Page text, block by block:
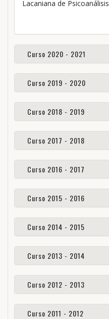
Lacaniana de Psicoanálisis
Curso 2020 - 2021
Curso 2019 - 2020
Curso 2018 - 2019
Curso 2017 - 2018
Curso 2016 - 2017
Curso 2015 - 2016
Curso 2014 - 2015
Curso 2013 - 2014
Curso 2012 - 2013
Curso 2011 - 2012